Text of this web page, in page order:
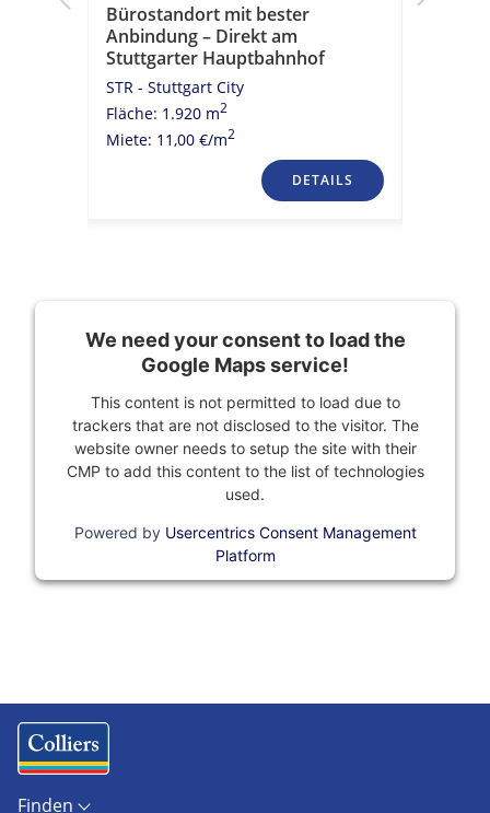
Bürostandort mit bester
Anbindung – Direkt am
Stuttgarter Hauptbahnhof
STR - Stuttgart City
Fläche: 1.920 m2
Miete: 11,00 €/m2
DETAILS
We need your consent to load the
Google Maps service!
This content is not permitted to load due to
trackers that are not disclosed to the visitor. The
website owner needs to setup the site with their
CMP to add this content to the list of technologies
used.
Powered by Usercentrics Consent Management
Platform
Finden